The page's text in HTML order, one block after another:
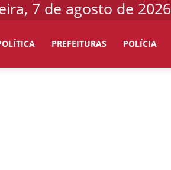
7 de agosto de 2026
PREFEITURAS POLÍCIA